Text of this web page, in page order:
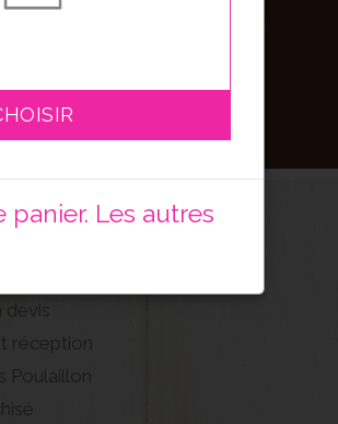
devis
réception
Poulaillon
Les autres